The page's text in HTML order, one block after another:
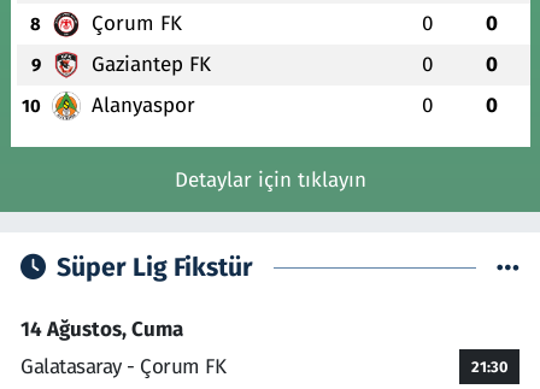
8 Çorum FK 0 0
9 Gaziantep FK 0 0
10 Alanyaspor 0 0
Detaylar için tıklayın
Süper Lig Fikstür
14 Ağustos, Cuma
Galatasaray - Çorum FK
21:30